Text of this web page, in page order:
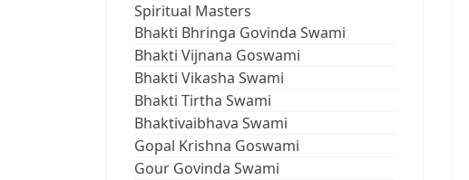
Spiritual Masters
Bhakti Bhringa Govinda Swami
Bhakti Vijnana Goswami
Bhakti Vikasha Swami
Bhakti Tirtha Swami
Bhaktivaibhava Swami
Gopal Krishna Goswami
Gour Govinda Swami